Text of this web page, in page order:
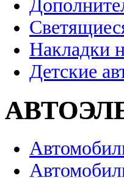
Накладки
Детские